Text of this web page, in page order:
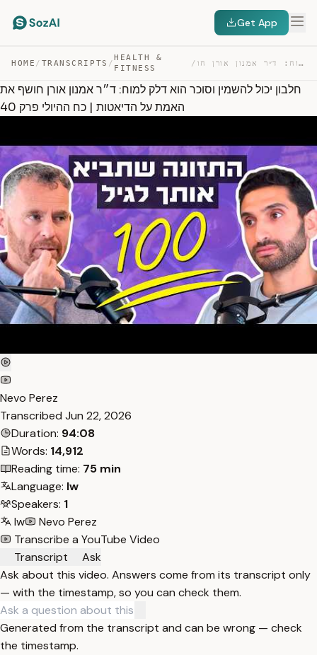
Get App
HOME / TRANSCRIPTS /
HEALTH &
FITNESS
/ חלבון יכול להשמין וסוכר הוא דלק למוח: ד״ר אמנון אורן חו… — TRANSCRIPT
חלבון יכול להשמין וסוכר הוא דלק למוח: ד״ר אמנון אורן חושף את
האמת על הדיאטות | כח ההיולי פרק 40
Nevo Perez
Transcribed Jun 22, 2026
Duration: 94:08
Words: 14,912
Reading time: 75 min
Language: Iw
Speakers: 1
Iw
Nevo Perez
Transcribe a YouTube Video
Transcript
Ask
Ask about this video. Answers come from its transcript only
— with the timestamp, so you can check them.
Generated from the transcript and can be wrong — check
the timestamp.